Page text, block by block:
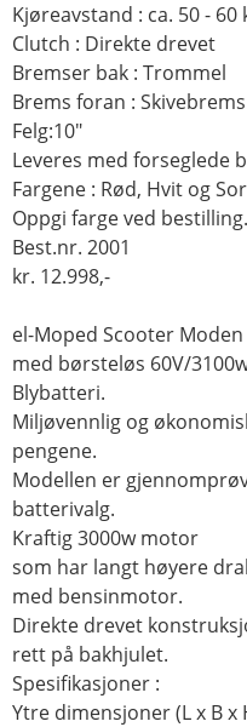
Kjøreavstand : ca. 50 -
Clutch : Direkte drevet
Bremser bak : Trommel
Brems foran : Skivebrems
Felg:10"
Leveres med forseglede
Fargene : Rød, Hvit og
Oppgi farge ved bestilling.
Best.nr. 2001
kr. 12.998,-
el-Moped Scooter
med børsteløs 60V/
Blybatteri.
Miljøvennlig og
pengene.
Modellen er
batterivalg.
Kraftig 3000w motor
som har langt høyere
med bensinmotor.
Direkte drevet
rett på bakhjulet.
Spesifikasjoner :
Ytre dimensjoner (L x B